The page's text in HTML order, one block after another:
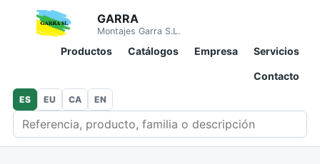
GARRA
Montajes Garra S.L.
Productos Catálogos Empresa Servicios
Contacto
Buscar en catálogo
ES EU CA EN